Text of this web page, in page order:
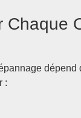
Chaque
: